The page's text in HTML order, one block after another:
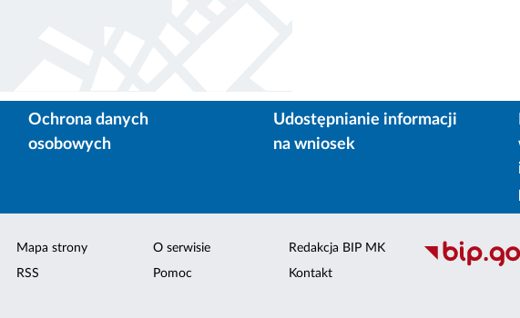
Ochrona danych
osobowych
Udostępnianie informacji
na wniosek
Mapa strony
RSS
O serwisie
Pomoc
Redakcja BIP MK
Kontakt